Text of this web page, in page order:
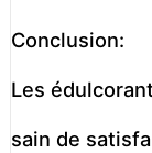
Conclusion:
Les
sain de